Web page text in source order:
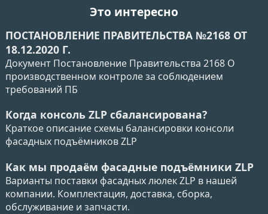
Это интересно
ПОСТАНОВЛЕНИЕ ПРАВИТЕЛЬСТВА №2168 ОТ
18.12.2020 Г.
Документ Постановление Правительства 2168 О
производственном контроле за соблюдением
требований ПБ
Когда консоль ZLP сбалансирована?
Краткое описание схемы балансировки консоли
фасадных подъёмников ZLP
Как мы продаём фасадные подъёмники ZLP
Варианты поставки фасадных люлек ZLP в нашей
компании. Комплектация, доставка, сборка,
обслуживание и запчасти.